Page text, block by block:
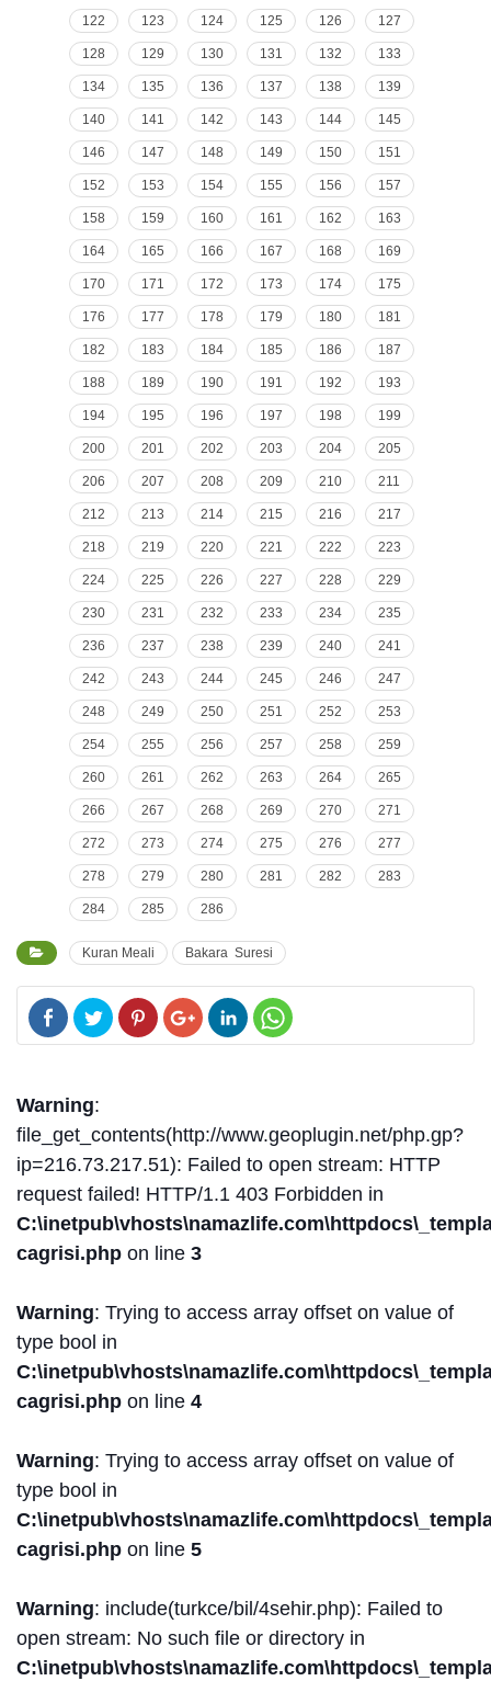
122 123 124 125 126 127
128 129 130 131 132 133
134 135 136 137 138 139
140 141 142 143 144 145
146 147 148 149 150 151
152 153 154 155 156 157
158 159 160 161 162 163
164 165 166 167 168 169
170 171 172 173 174 175
176 177 178 179 180 181
182 183 184 185 186 187
188 189 190 191 192 193
194 195 196 197 198 199
200 201 202 203 204 205
206 207 208 209 210 211
212 213 214 215 216 217
218 219 220 221 222 223
224 225 226 227 228 229
230 231 232 233 234 235
236 237 238 239 240 241
242 243 244 245 246 247
248 249 250 251 252 253
254 255 256 257 258 259
260 261 262 263 264 265
266 267 268 269 270 271
272 273 274 275 276 277
278 279 280 281 282 283
284 285 286
Kuran Meali Bakara Suresi
Warning:
file_get_contents(http://www.geoplugin.net/php.gp?
ip=216.73.217.51): Failed to open stream: HTTP
request failed! HTTP/1.1 403 Forbidden in
cagrisi.php on line 3
Warning: Trying to access array offset on value of
type bool in
cagrisi.php on line 4
Warning: Trying to access array offset on value of
type bool in
cagrisi.php on line 5
Warning: include(turkce/bil/4sehir.php): Failed to
open stream: No such file or directory in